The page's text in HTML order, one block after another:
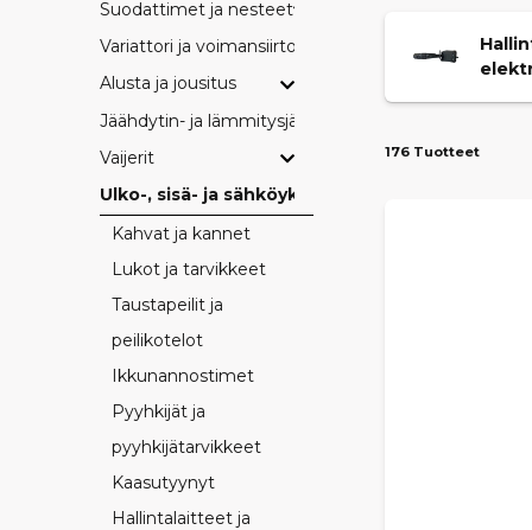
Suodattimet ja nesteet
Variattori ja voimansiirto
Alusta ja jousitus
Jäähdytin- ja lämmitysjärjestelmät
Vaijerit
Ulko-, sisä- ja sähköyksityiskohdat
Kahvat ja kannet
Lukot ja tarvikkeet
Taustapeilit ja
peilikotelot
Ikkunannostimet
Pyyhkijät ja
pyyhkijätarvikkeet
Kaasutyynyt
Hallintalaitteet ja
176 Tuotteet